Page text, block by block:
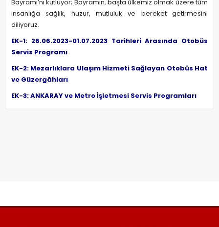
Bayramı’nı kutluyor; Bayramın, başta ülkemiz olmak üzere tüm
insanlığa sağlık, huzur, mutluluk ve bereket getirmesini
diliyoruz.
EK-1: 26.06.2023-01.07.2023 Tarihleri Arasında Otobüs
Servis Programı
EK-2: Mezarlıklara Ulaşım Hizmeti Sağlayan Otobüs Hat
ve Güzergâhları
EK-3: ANKARAY ve Metro İşletmesi Servis Programları